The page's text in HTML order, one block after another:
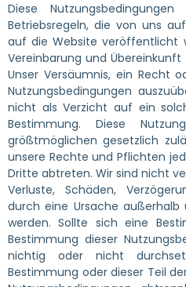
Diese
Betriebsregeln, die von uns
auf die Website veröffentlicht
Vereinbarung und
Unser Versäumnis, ein Recht
Nutzungsbedingungen
nicht als Verzicht auf ein
Bestimmung. Diese
größtmöglichen gesetzlich
unsere Rechte und Pflichten
Dritte abtreten. Wir sind nicht
Verluste, Schäden,
durch eine Ursache außerhalb
werden. Sollte sich eine
Bestimmung dieser
nichtig oder nicht
Bestimmung oder dieser Teil